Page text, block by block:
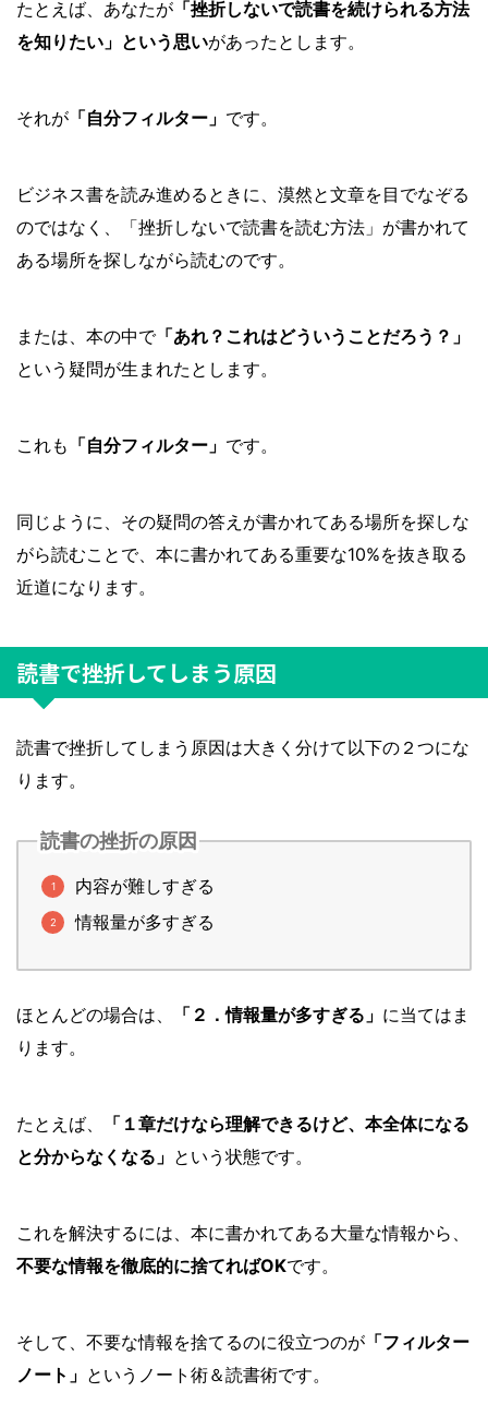
たとえば、あなたが 「挫折しないで読書を続けられる方法
を知りたい」という思いがあったとします。
それが 「自分フィルター」 です。
ビジネス書を読み進めるときに、漠然と文章を目でなぞる
のではなく、「挫折しないで読書を読む方法」が書かれて
ある場所を探しながら読むのです。
または、本の中で「あれ？これはどういうことだろう？」
という疑問が生まれたとします。
これも 「自分フィルター」 です。
同じように、その疑問の答えが書かれてある場所を探しな
がら読むことで、本に書かれてある重要な10%を抜き取る
近道になります。
読書で挫折してしまう原因
読書で挫折してしまう原因は大きく分けて以下の２つにな
ります。
読書の挫折の原因
内容が難しすぎる
情報量が多すぎる
ほとんどの場合は、 「２．情報量が多すぎる」 に当てはま
ります。
たとえば、
「１章だけなら理解できるけど、本全体になる
と分からなくなる」 という状態です。
これを解決するには、本に書かれてある大量な情報から、
不要な情報を徹底的に捨てればOKです。
そして、不要な情報を捨てるのに役立つのが 「フィルター
ノート」 というノート術＆読書術です。